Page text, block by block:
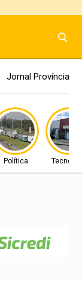
Jornal Província
Política